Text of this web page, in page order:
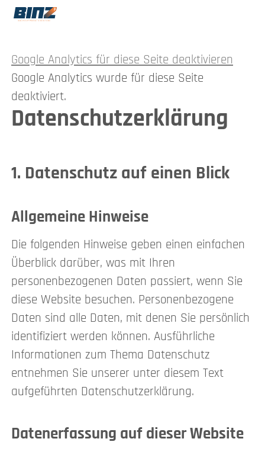
Google Analytics für diese Seite deaktivieren
Google Analytics wurde für diese Seite
deaktiviert.
Datenschutz­erklärung
1. Datenschutz auf einen Blick
Allgemeine Hinweise
Die folgenden Hinweise geben einen einfachen
Überblick darüber, was mit Ihren
personenbezogenen Daten passiert, wenn Sie
diese Website besuchen. Personenbezogene
Daten sind alle Daten, mit denen Sie persönlich
identifiziert werden können. Ausführliche
Informationen zum Thema Datenschutz
entnehmen Sie unserer unter diesem Text
aufgeführten Datenschutzerklärung.
Datenerfassung auf dieser Website